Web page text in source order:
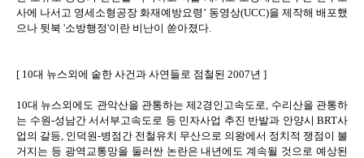
사에 나서고 영세소형공장 화재예방요령’ 동영상(UCC)을 제작해 배포했
으나 뒷북 '소방행정'이란 비난이 쏟아졌다.
[ 10대 뉴스외에 숱한 사건과 사연들로 점철된 2007년 ]
10대 뉴스외에도 관악산을 관통하는 제2경인고속도로, 수리산을 관통하
는 수원-성남간 서서부고속도로 등 민자사업 추진 반발과 안양시 BRT사
업의 갈등, 인덕원-병점간 전철유치 무산으로 의왕에서 정치적 쟁점이 불
거지는 등 광역교통망을 둘러싼 논란은 내년에도 계속될 것으로 예상된